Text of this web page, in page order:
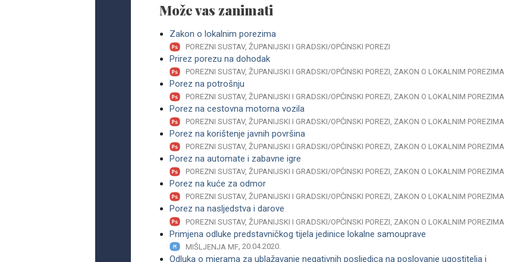
Može vas zanimati
Zakon o lokalnim porezima
POREZNI SUSTAV, ŽUPANIJSKI I GRADSKI/OPĆINSKI POREZI
Prirez porezu na dohodak
POREZNI SUSTAV, ŽUPANIJSKI I GRADSKI/OPĆINSKI POREZI, ZAKON O LOKALNIM POREZIMA
Porez na potrošnju
POREZNI SUSTAV, ŽUPANIJSKI I GRADSKI/OPĆINSKI POREZI, ZAKON O LOKALNIM POREZIMA
Porez na cestovna motorna vozila
POREZNI SUSTAV, ŽUPANIJSKI I GRADSKI/OPĆINSKI POREZI, ZAKON O LOKALNIM POREZIMA
Porez na korištenje javnih površina
POREZNI SUSTAV, ŽUPANIJSKI I GRADSKI/OPĆINSKI POREZI, ZAKON O LOKALNIM POREZIMA
Porez na automate i zabavne igre
POREZNI SUSTAV, ŽUPANIJSKI I GRADSKI/OPĆINSKI POREZI, ZAKON O LOKALNIM POREZIMA
Porez na kuće za odmor
POREZNI SUSTAV, ŽUPANIJSKI I GRADSKI/OPĆINSKI POREZI, ZAKON O LOKALNIM POREZIMA
Porez na nasljedstva i darove
POREZNI SUSTAV, ŽUPANIJSKI I GRADSKI/OPĆINSKI POREZI, ZAKON O LOKALNIM POREZIMA
Primjena odluke predstavničkog tijela jedinice lokalne samouprave
MIŠLJENJA MF , 20.04.2020.
Odluka o mjerama za ublažavanje negativnih posljedica na poslovanje ugostitelja i